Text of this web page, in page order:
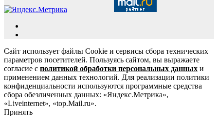
Сайт использует файлы Cookie и сервисы сбора технических
параметров посетителей. Пользуясь сайтом, вы выражаете
согласие с политикой обработки персональных данных и
применением данных технологий. Для реализации политики
конфиденциальности используются программные средства
сбора обезличенных данных: «Яндекс.Метрика»,
«Liveinternet», «top.Mail.ru».
Принять